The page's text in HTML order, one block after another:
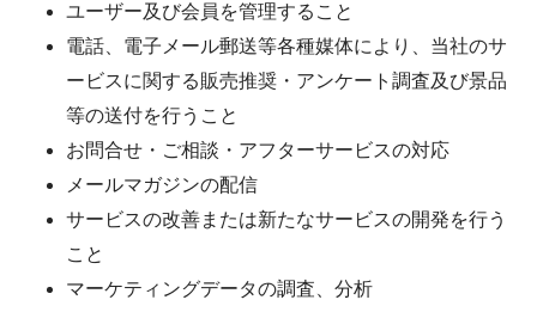
ユーザー及び会員を管理すること
電話、電子メール郵送等各種媒体により、当社のサ
ービスに関する販売推奨・アンケート調査及び景品
等の送付を行うこと
お問合せ・ご相談・アフターサービスの対応
メールマガジンの配信
サービスの改善または新たなサービスの開発を行う
こと
マーケティングデータの調査、分析